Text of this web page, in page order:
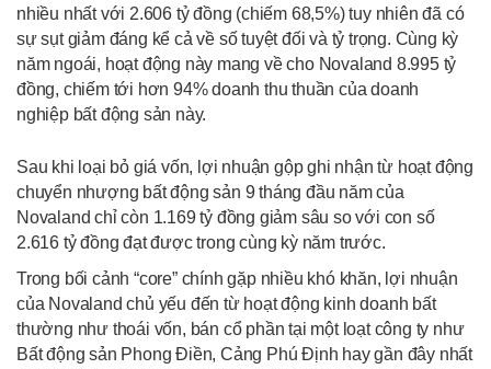
nhiều nhất với 2.606 tỷ đồng (chiếm 68,5%) tuy nhiên đã có
sự sụt giảm đáng kể cả về số tuyệt đối và tỷ trọng. Cùng kỳ
năm ngoái, hoạt động này mang về cho Novaland 8.995 tỷ
đồng, chiếm tới hơn 94% doanh thu thuần của doanh
nghiệp bất động sản này.
Sau khi loại bỏ giá vốn, lợi nhuận gộp ghi nhận từ hoạt động
chuyển nhượng bất động sản 9 tháng đầu năm của
Novaland chỉ còn 1.169 tỷ đồng giảm sâu so với con số
2.616 tỷ đồng đạt được trong cùng kỳ năm trước.
Trong bối cảnh “core” chính gặp nhiều khó khăn, lợi nhuận
của Novaland chủ yếu đến từ hoạt động kinh doanh bất
thường như thoái vốn, bán cổ phần tại một loạt công ty như
Bất động sản Phong Điền, Cảng Phú Định hay gần đây nhất